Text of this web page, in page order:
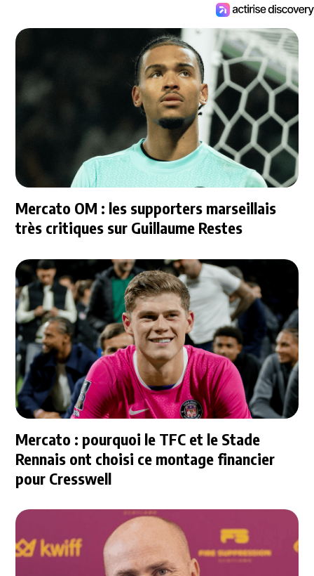
Mercato OM : les supporters marseillais
très critiques sur Guillaume Restes
Mercato : pourquoi le TFC et le Stade
Rennais ont choisi ce montage financier
pour Cresswell